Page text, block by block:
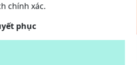
chính xác.
phục